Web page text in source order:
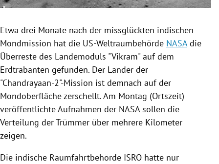
Untermenü
Untermenü
Etwa drei Monate nach der missglückten indischen
Mondmission hat die US-Weltraumbehörde NASAdie
Überreste des Landemoduls "Vikram" auf dem
Erdtrabanten gefunden. Der Lander der
"Chandrayaan-2"-Mission ist demnach auf der
Mondoberfläche zerschellt. Am Montag (Ortszeit)
veröffentlichte Aufnahmen der NASAsollen die
Verteilung der Trümmer über mehrere Kilometer
zeigen.
Die indische Raumfahrtbehörde ISRO hatte nur